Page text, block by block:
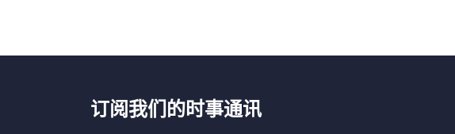
订阅我们的时事通讯